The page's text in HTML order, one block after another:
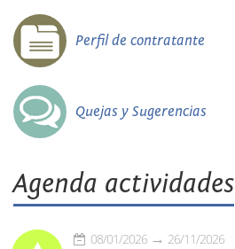
Perfil de contratante
Quejas y Sugerencias
Agenda actividades
08/01/2026 26/11/2026